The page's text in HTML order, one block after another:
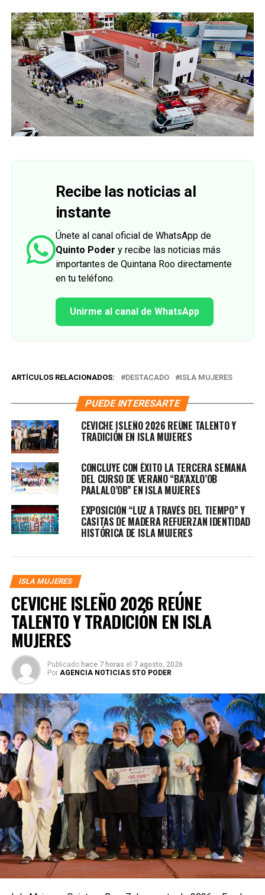
Recibe las noticias al
instante
Únete al canal oficial de WhatsApp de
Quinto Poder y recibe las noticias más
importantes de Quintana Roo directamente
en tu teléfono.
Unirme al canal de WhatsApp
ARTÍCULOS RELACIONADOS: DESTACADO ISLA MUJERES
PUEDE INTERESARTE
CEVICHE ISLEÑO 2026 REÚNE TALENTO Y
TRADICIÓN EN ISLA MUJERES
CONCLUYE CON ÉXITO LA TERCERA SEMANA
DEL CURSO DE VERANO “BA’AXLO’OB
PAALALO’OB” EN ISLA MUJERES
EXPOSICIÓN “LUZ A TRAVÉS DEL TIEMPO” Y
CASITAS DE MADERA REFUERZAN IDENTIDAD
HISTÓRICA DE ISLA MUJERES
ISLA MUJERES
CEVICHE ISLEÑO 2026 REÚNE
TALENTO Y TRADICIÓN EN ISLA
MUJERES
Publicado hace 7 horas el 7 agosto, 2026
Por AGENCIA NOTICIAS 5TO PODER